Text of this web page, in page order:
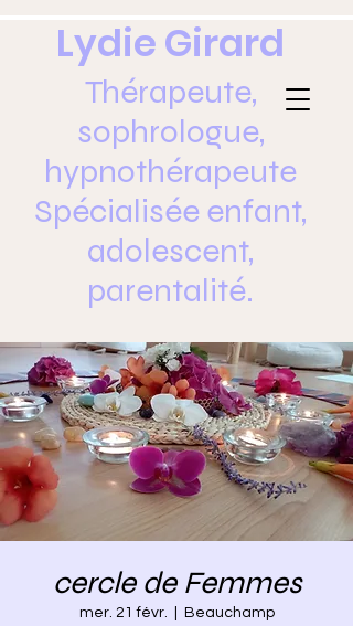
Lydie Girard
Thérapeute,
sophrologue,
hypnothérapeute
Spécialisée enfant,
adolescent,
parentalité.
cercle de Femmes
mer. 21 févr. Beauchamp